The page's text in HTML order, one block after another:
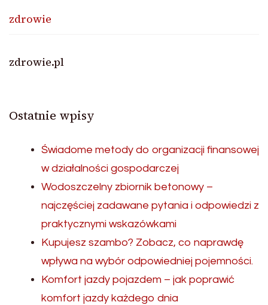
zdrowie
zdrowie.pl
Ostatnie wpisy
Świadome metody do organizacji finansowej
w działalności gospodarczej
Wodoszczelny zbiornik betonowy –
najczęściej zadawane pytania i odpowiedzi z
praktycznymi wskazówkami
Kupujesz szambo? Zobacz, co naprawdę
wpływa na wybór odpowiedniej pojemności.
Komfort jazdy pojazdem – jak poprawić
komfort jazdy każdego dnia